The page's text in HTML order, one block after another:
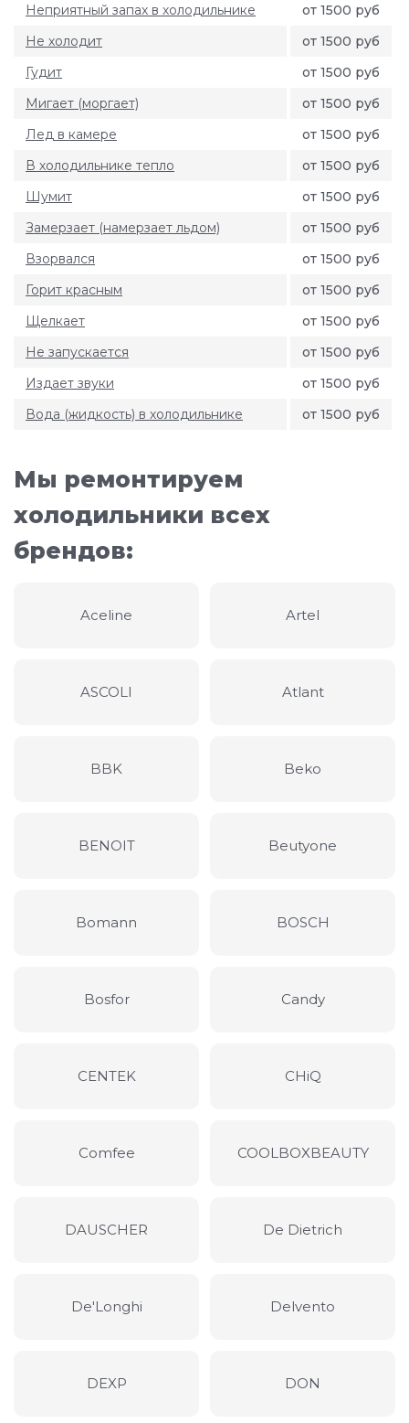
Неприятный запах в холодильнике
от 1500 руб
Не холодит
от 1500 руб
Гудит
от 1500 руб
Мигает (моргает)
от 1500 руб
Лед в камере
от 1500 руб
В холодильнике тепло
от 1500 руб
Шумит
от 1500 руб
Замерзает (намерзает льдом)
от 1500 руб
Взорвался
от 1500 руб
Горит красным
от 1500 руб
Щелкает
от 1500 руб
Не запускается
от 1500 руб
Издает звуки
от 1500 руб
Вода (жидкость) в холодильнике
от 1500 руб
Мы ремонтируем
холодильники всех
брендов:
Aceline Artel
ASCOLI Atlant
BBK Beko
BENOIT Beutyone
Bomann BOSCH
Bosfor Candy
CENTEK CHiQ
Comfee COOLBOXBEAUTY
DAUSCHER De Dietrich
De'Longhi Delvento
DEXP DON